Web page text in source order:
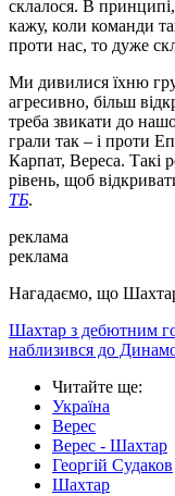
склалося. В
кажу, коли команди
проти нас, то дуже
Ми дивилися їхню
агресивно, більш
треба звикати до
грали так – і проти
Карпат, Вереса. Такі
рівень, щоб
ТБ.
реклама
реклама
Нагадаємо, що
Шахтар з дебютним
наблизився до
Читайте ще:
Україна
Верес
Верес - Шахтар
Георгій Судаков
Шахтар